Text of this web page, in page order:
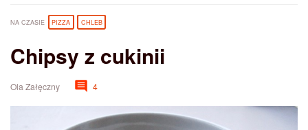
NA CZASIE PIZZA CHLEB
Chipsy z cukinii
Ola Załęczny 4